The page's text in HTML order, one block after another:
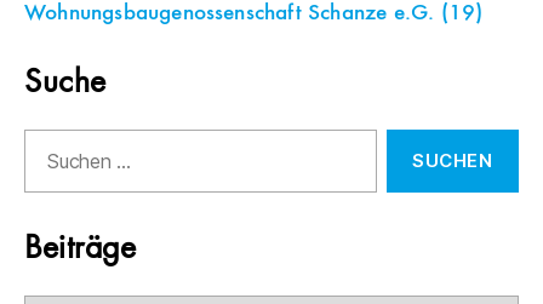
Wohnungsbaugenossenschaft Schanze e.G. (19)
Suche
nach:
Beiträge